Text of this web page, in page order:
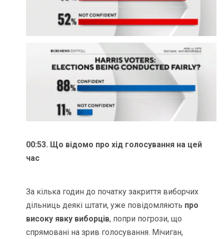
00:53. Що відомо про хід голосування на цей
час
За кілька годин до початку закриття виборчих
дільниць деякі штати, уже повідомляють про
високу явку виборців, попри погрози, що
спрямовані на зрив голосування. Мічиган,